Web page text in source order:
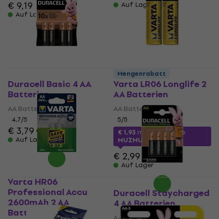
€ 9,19
Auf Lager
Auf Lager
Duracell Basic 4 AA
Batterien
AA Batterien
4,7/5
€ 3,79€ 3,89
Auf Lager
Varta LR06 Longlife 2
AA Batterien
AA Batterien
5/5
€ 1,93 mit dem Code
MUZMUZ-35
€ 2,99
Auf Lager
Varta HR06
Professional Accu
2600mAh 2 AA
Batterien
Mengenrabatt
Duracell Staycharged
4 AA Batterien